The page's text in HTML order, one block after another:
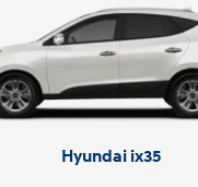
Hyundai ix35